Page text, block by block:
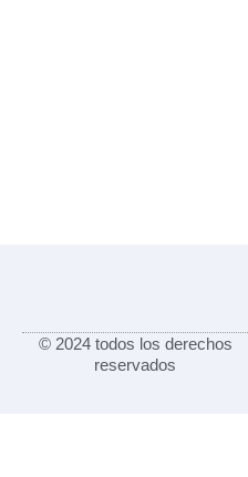
© 2024 todos los derechos
reservados